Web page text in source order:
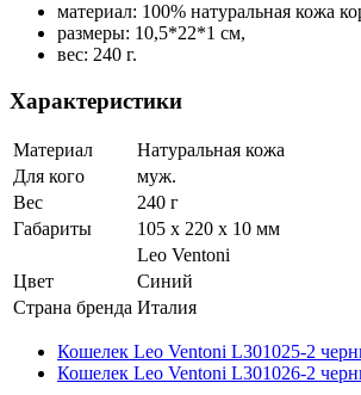
материал: 100% натуральная кожа
размеры: 10,5*22*1 см,
вес: 240 г.
Характеристики
Материал
Натуральная кожа
Для кого
муж.
Вес
240 г
Габариты
105 x 220 x 10 мм
Leo Ventoni
Цвет
Синий
Страна бренда Италия
Кошелек Leo Ventoni L301025-2
Кошелек Leo Ventoni L301026-2